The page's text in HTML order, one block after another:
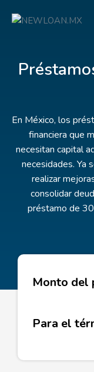
En México, los
financiera que
necesitan capital
necesidades. Ya
realizar
consolidar
préstamo de
Monto del
Para el